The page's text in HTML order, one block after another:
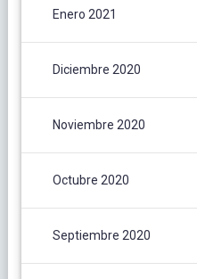
Enero 2021
Diciembre 2020
Noviembre 2020
Octubre 2020
Septiembre 2020